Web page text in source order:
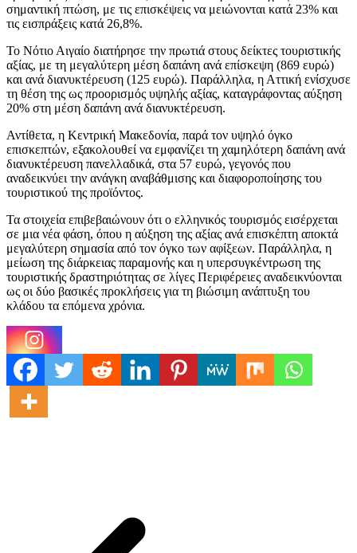
σημαντική πτώση, με τις επισκέψεις να μειώνονται κατά 23% και
τις εισπράξεις κατά 26,8%.
Το Νότιο Αιγαίο διατήρησε την πρωτιά στους δείκτες τουριστικής
αξίας, με τη μεγαλύτερη μέση δαπάνη ανά επίσκεψη (869 ευρώ)
και ανά διανυκτέρευση (125 ευρώ). Παράλληλα, η Αττική ενίσχυσε
τη θέση της ως προορισμός υψηλής αξίας, καταγράφοντας αύξηση
20% στη μέση δαπάνη ανά διανυκτέρευση.
Αντίθετα, η Κεντρική Μακεδονία, παρά τον υψηλό όγκο
επισκεπτών, εξακολουθεί να εμφανίζει τη χαμηλότερη δαπάνη ανά
διανυκτέρευση πανελλαδικά, στα 57 ευρώ, γεγονός που
αναδεικνύει την ανάγκη αναβάθμισης και διαφοροποίησης του
τουριστικού της προϊόντος.
Τα στοιχεία επιβεβαιώνουν ότι ο ελληνικός τουρισμός εισέρχεται
σε μια νέα φάση, όπου η αύξηση της αξίας ανά επισκέπτη αποκτά
μεγαλύτερη σημασία από τον όγκο των αφίξεων. Παράλληλα, η
μείωση της διάρκειας παραμονής και η υπερσυγκέντρωση της
τουριστικής δραστηριότητας σε λίγες Περιφέρειες αναδεικνύονται
ως οι δύο βασικές προκλήσεις για τη βιώσιμη ανάπτυξη του
κλάδου τα επόμενα χρόνια.